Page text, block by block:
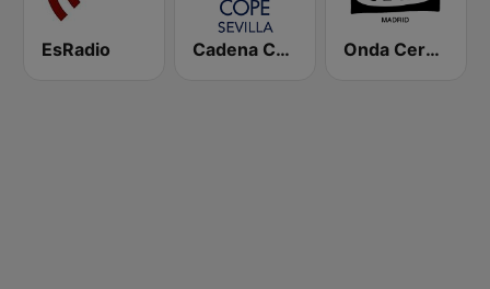
EsRadio Cadena COPE Sevilla Onda Cero Madrid